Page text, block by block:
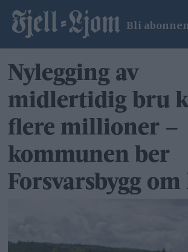
Bli
Nylegging av
midlertidig bru
flere millioner –
kommunen ber
Forsvarsbygg